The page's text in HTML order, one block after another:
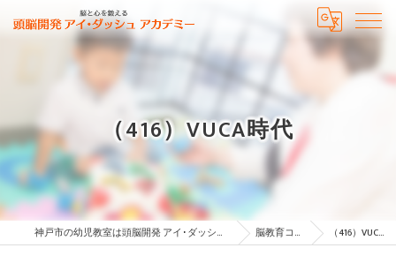
（416）VUCA時代
神戸市の幼児教室は頭脳開発 アイ･ダッシュ アカデミー 脳教育コラム （416）VUCA時代